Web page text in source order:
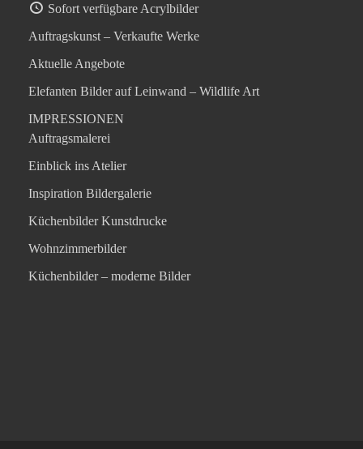
Sofort verfügbare Acrylbilder
Auftragskunst – Verkaufte Werke
Aktuelle Angebote
Elefanten Bilder auf Leinwand – Wildlife Art
IMPRESSIONEN
Auftragsmalerei
Einblick ins Atelier
Inspiration Bildergalerie
Küchenbilder Kunstdrucke
Wohnzimmerbilder
Küchenbilder – moderne Bilder